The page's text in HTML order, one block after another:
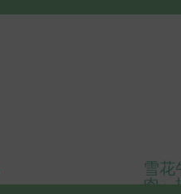
雪花
肉」